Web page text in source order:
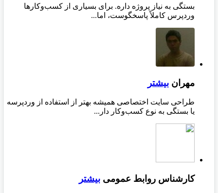
بستگی به نیاز پروژه داره. برای بسیاری از کسب‌وکارها
وردپرس کاملاً پاسخگوست، اما...
مهران بیشتر
طراحی سایت اختصاصی همیشه بهتر از استفاده از وردپرسه
یا بستگی به نوع کسب‌وکار دار...
کارشناس روابط عمومی بیشتر